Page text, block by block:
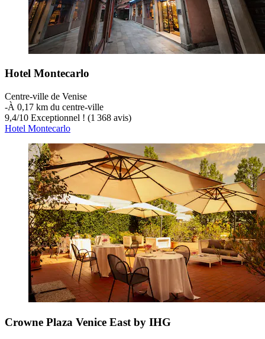
Hotel Montecarlo
Centre-ville de Venise
‐À 0,17 km du centre-ville
9,4/10 Exceptionnel ! (1 368 avis)
Hotel Montecarlo
Crowne Plaza Venice East by IHG